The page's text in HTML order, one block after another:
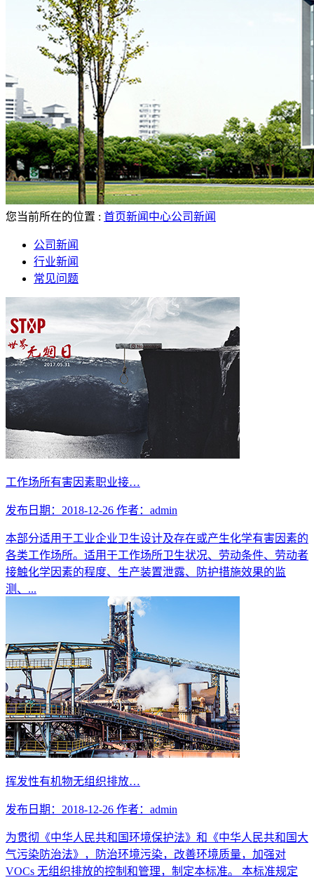
您当前所在的位置 : 首页新闻中心公司新闻
公司新闻
行业新闻
常见问题
工作场所有害因素职业接…
发布日期：2018-12-26 作者：admin
本部分适用于工业企业卫生设计及存在或产生化学有害因素的
各类工作场所。适用于工作场所卫生状况、劳动条件、劳动者
接触化学因素的程度、生产装置泄露、防护措施效果的监
测、...
挥发性有机物无组织排放…
发布日期：2018-12-26 作者：admin
为贯彻《中华人民共和国环境保护法》和《中华人民共和国大
气污染防治法》，防治环境污染，改善环境质量，加强对
VOCs 无组织排放的控制和管理，制定本标准。 本标准规定